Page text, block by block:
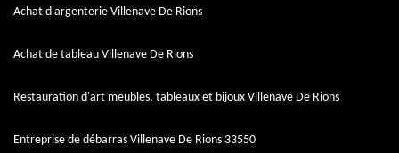
Achat d'argenterie Villenave De Rions
Achat de tableau Villenave De Rions
Restauration d'art meubles, tableaux et bijoux Villenave De Rions
Entreprise de débarras Villenave De Rions 33550